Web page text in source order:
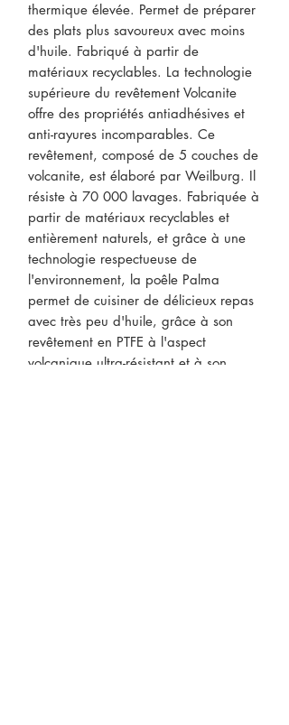
thermique élevée. Permet de préparer
des plats plus savoureux avec moins
d'huile. Fabriqué à partir de
matériaux recyclables. La technologie
supérieure du revêtement Volcanite
offre des propriétés antiadhésives et
anti-rayures incomparables. Ce
revêtement, composé de 5 couches de
volcanite, est élaboré par Weilburg. Il
résiste à 70 000 lavages. Fabriquée à
partir de matériaux recyclables et
entièrement naturels, et grâce à une
technologie respectueuse de
l'environnement, la poêle Palma
permet de cuisiner de délicieux repas
avec très peu d'huile, grâce à son
revêtement en PTFE à l'aspect
volcanique ultra-résistant et à son